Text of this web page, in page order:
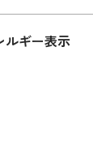
ルギー表示